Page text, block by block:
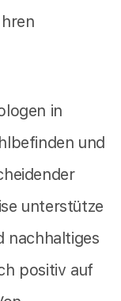
in
und
unterstütze
nachhaltiges
positiv auf